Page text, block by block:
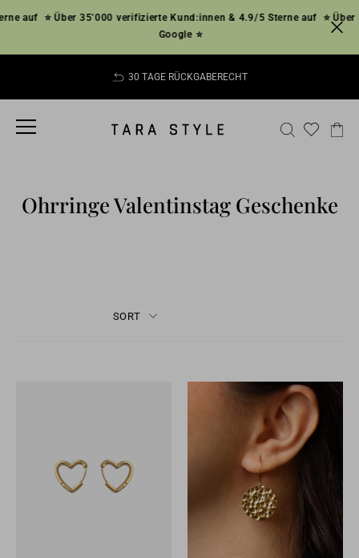
to auf ⭐ Über 35’000 verifizierte Kund:innen & 4.9/5 Sterne auf
Google ⭐
⭐ Über
slideshow
30 TAGE RÜCKGABERECHT
SITE NAVIGATION SEARCH
Ohrringe Valentinstag Geschenke
SORT